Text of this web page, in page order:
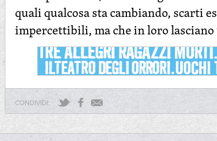
quali qualcosa sta cambiando, scarti
impercettibili, ma che in loro
CONDIVIDI: